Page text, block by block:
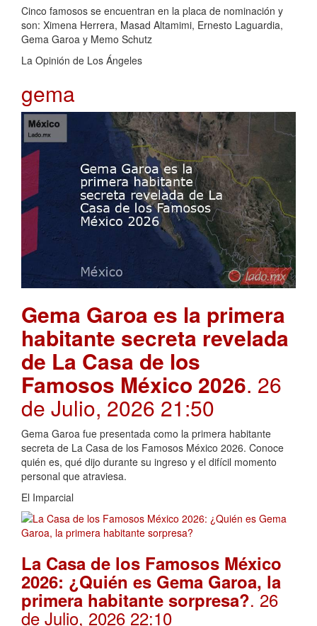
Cinco famosos se encuentran en la placa de nominación y
son: Ximena Herrera, Masad Altamimi, Ernesto Laguardia,
Gema Garoa y Memo Schutz
La Opinión de Los Ángeles
gema
Gema Garoa es la primera
habitante secreta revelada
de La Casa de los
Famosos México 2026. 26
de Julio, 2026 21:50
Gema Garoa fue presentada como la primera habitante
secreta de La Casa de los Famosos México 2026. Conoce
quién es, qué dijo durante su ingreso y el difícil momento
personal que atraviesa.
El Imparcial
La Casa de los Famosos México
2026: ¿Quién es Gema Garoa, la
primera habitante sorpresa?. 26
de Julio, 2026 22:10